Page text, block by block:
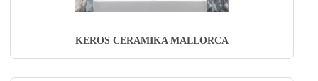
KEROS CERAMIKA MALLORCA